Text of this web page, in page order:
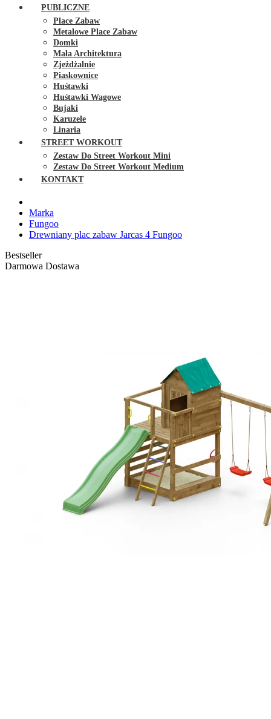
PUBLICZNE
Place Zabaw
Metalowe Place Zabaw
Domki
Mała Architektura
Zjeżdżalnie
Piaskownice
Huśtawki
Huśtawki Wagowe
Bujaki
Karuzele
Linaria
STREET WORKOUT
Zestaw Do Street Workout Mini
Zestaw Do Street Workout Medium
KONTAKT
Marka
Fungoo
Drewniany plac zabaw Jarcas 4 Fungoo
Bestseller
Darmowa Dostawa